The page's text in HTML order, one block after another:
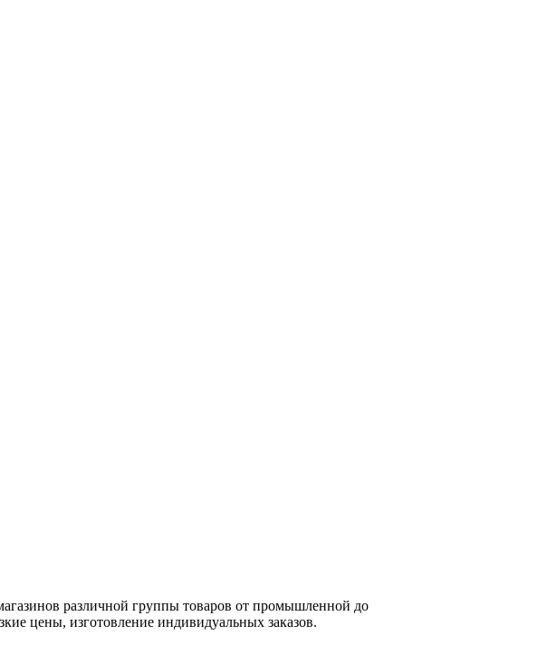
различной группы товаров от промышленной до
цены, изготовление индивидуальных заказов.